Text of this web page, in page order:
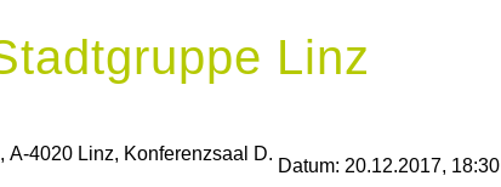
Linz
A-4020 Linz, Konferenzsaal D.
Datum: 20.12.2017, 18:30